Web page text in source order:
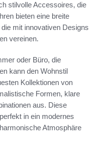
stilvolle Accessoires, die
bieten eine breite
mit innovativen Designs
vereinen.
oder Büro, die
kann den Wohnstil
Kollektionen von
Formen, klare
aus. Diese
in ein modernes
Atmosphäre